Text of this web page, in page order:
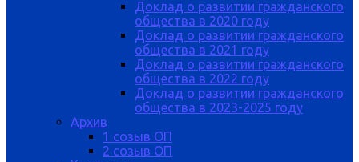
Доклад о развитии гражданского
общества в 2020 году
Доклад о развитии гражданского
общества в 2021 году
Доклад о развитии гражданского
общества в 2022 году
Доклад о развитии гражданского
общества в 2023-2025 году
Архив
1 созыв ОП
2 созыв ОП